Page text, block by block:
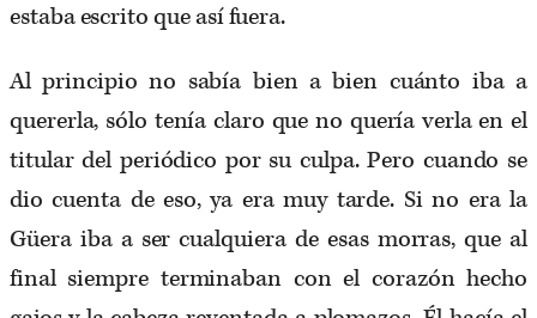
estaba escrito que así fuera.
Al principio no sabía bien a bien cuánto iba a
quererla, sólo tenía claro que no quería verla en el
titular del periódico por su culpa. Pero cuando se
dio cuenta de eso, ya era muy tarde. Si no era la
Güera iba a ser cualquiera de esas morras, que al
final siempre terminaban con el corazón hecho